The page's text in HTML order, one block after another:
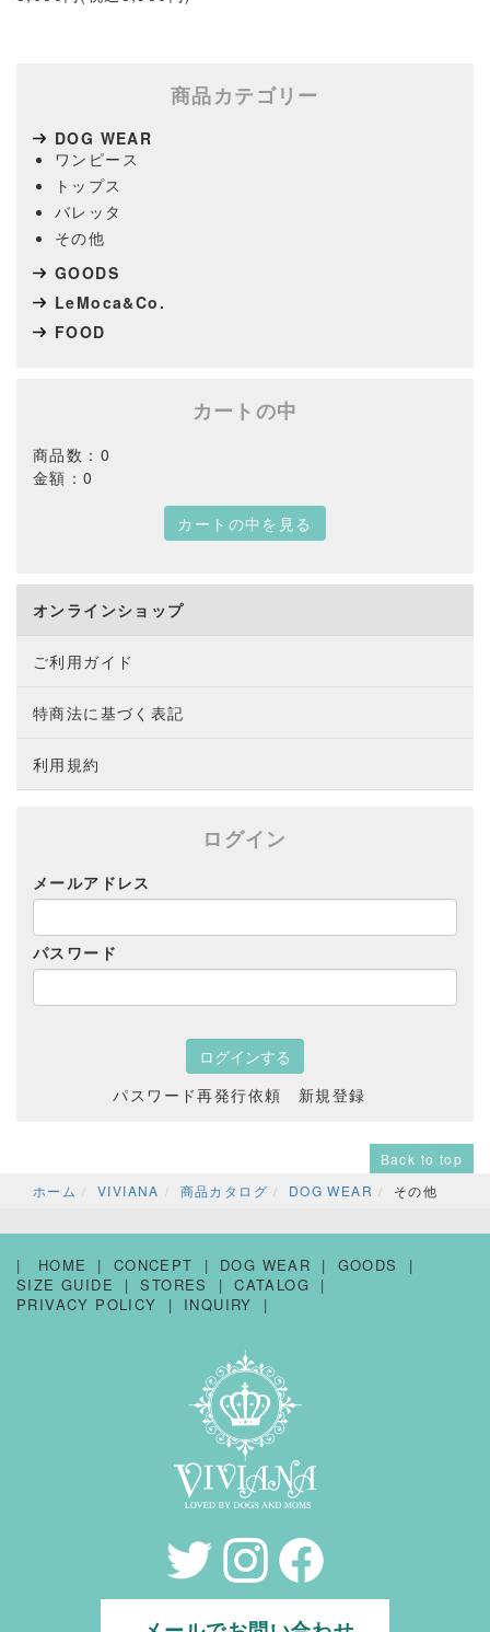
商品カテゴリー
DOG WEAR
ワンピース
トップス
バレッタ
その他
GOODS
LeMoca&Co.
FOOD
カートの中
商品数：0
金額：0
カートの中を見る
オンラインショップ
ご利用ガイド
特商法に基づく表記
利用規約
ログイン
メールアドレス
パスワード
パスワード再発行依頼 新規登録
Back to top
ホーム
VIVIANA 商品カタログ DOG WEAR その他
HOME CONCEPT DOG WEAR
GOODS
SIZE GUIDE
STORES
CATALOG
PRIVACY POLICY
INQUIRY